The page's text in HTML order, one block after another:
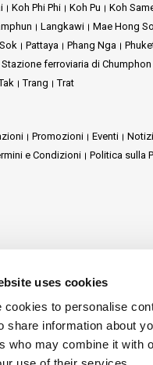
uses cookies
cookies to personalise
share information about
who may combine it with
Koh Phi Phi Koh Pu Koh
Langkawi Mae Hong
Pattaya Phang Nga
Stazione ferroviaria di Chumphon
Trang Trat
Promozioni Eventi
e Condizioni
Politica sulla
Program